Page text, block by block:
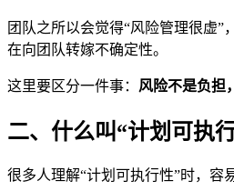
团队之所以会觉得“风险管理很虚
在向团队转嫁不确定性。
这里要区分一件事： 风险不是负担
二、什么叫“计划可执
很多人理解“计划可执行性”时，容